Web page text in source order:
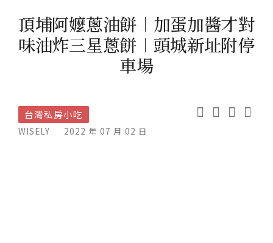
頂埔阿嬤蔥油餅︱加蛋加醬才對
味油炸三星蔥餅︱頭城新址附停
車場
台灣私房小吃
WISELY 2022 年 07 月 02 日